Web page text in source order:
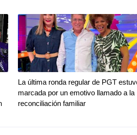
La última ronda regular de PGT
marcada por un emotivo llamado a la
reconciliación familiar